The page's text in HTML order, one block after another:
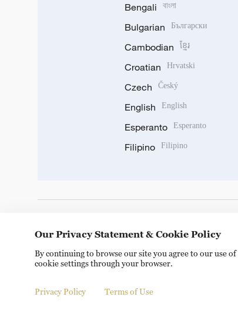
Bengali বাংলা
Bulgarian Български
Cambodian ខ្មែរ
Croatian Hrvatski
Czech Český
English English
Esperanto Esperanto
Filipino Filipino
© China Radio International.CRI. All Rights
Our Privacy Statement & Cookie Policy
By continuing to browse our site you agree to our use
cookie settings through your browser.
Privacy Policy Terms of Use